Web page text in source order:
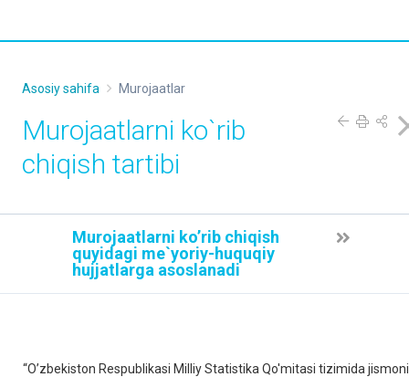
Asosiy sahifa Murojaatlar
Murojaatlarni ko`rib
chiqish tartibi
Murojaatlarni ko’rib chiqish
quyidagi me`yoriy-huquqiy
hujjatlarga asoslanadi
“O’zbekiston Respublikasi Milliy Statistika Qo'mitasi tizimida